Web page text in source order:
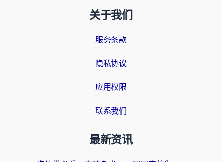
关于我们
服务条款
隐私协议
应用权限
联系我们
最新资讯